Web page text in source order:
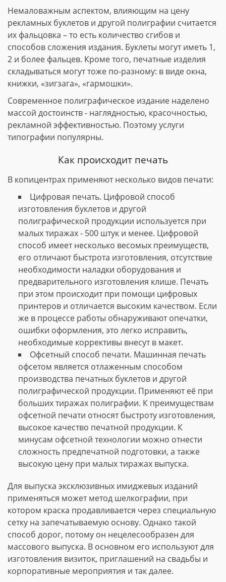
Немаловажным аспектом, влияющим на цену
рекламных буклетов и другой полиграфии считается
их фальцовка – то есть количество сгибов и
способов сложения издания. Буклеты могут иметь 1,
2 и более фальцев. Кроме того, печатные изделия
складываться могут тоже по-разному: в виде окна,
книжки, «зигзага», «гармошки».
Современное полиграфическое издание наделено
массой достоинств - наглядностью, красочностью,
рекламной эффективностью. Поэтому услуги
типографии популярны.
Как происходит печать
В копицентрах применяют несколько видов печати:
Цифровая печать. Цифровой способ
изготовления буклетов и другой
полиграфической продукции используется при
малых тиражах - 500 штук и менее. Цифровой
способ имеет несколько весомых преимуществ,
его отличают быстрота изготовления, отсутствие
необходимости наладки оборудования и
предварительного изготовления клише. Печать
при этом происходит при помощи цифровых
принтеров и отличается высоким качеством. Если
же в процессе работы обнаруживают опечатки,
ошибки оформления, это легко исправить,
необходимые коррективы внесут в макет.
Офсетный способ печати. Машинная печать
офсетом является отлаженным способом
производства печатных буклетов и другой
полиграфической продукции. Применяют её при
больших тиражах полиграфии. К преимуществам
офсетной печати относят быстроту изготовления,
высокое качество печатной продукции. К
минусам офсетной технологии можно отнести
сложность предпечатной подготовки, а также
высокую цену при малых тиражах выпуска.
Для выпуска эксклюзивных имиджевых изданий
применяться может метод шелкографии, при
котором краска продавливается через специальную
сетку на запечатываемую основу. Однако такой
способ дорог, потому он нецелесообразен для
массового выпуска. В основном его используют для
изготовления визиток, приглашений на свадьбы и
корпоративные мероприятия и так далее.